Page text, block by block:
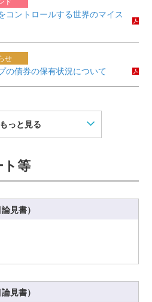
コントロールする世界のマイス
せ
の債券の保有状況について
もっと見る
ト等
論見書）
論見書）